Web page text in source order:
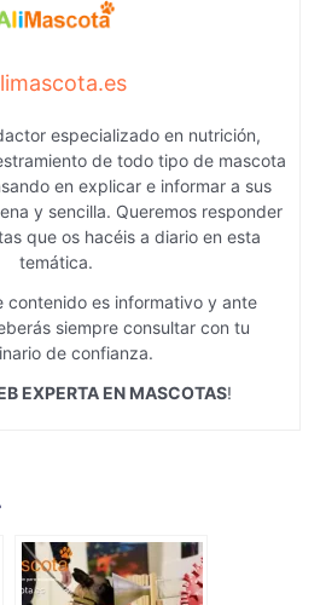
especializado en nutrición,
de todo tipo de mascota
en explicar e informar a sus
y sencilla. Queremos responder
que os hacéis a diario en esta
temática.
contenido es informativo y ante
siempre consultar con tu
de confianza.
EXPERTA EN MASCOTAS!